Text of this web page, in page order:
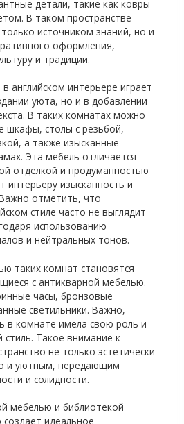
детали, такие как ковры
В таком пространстве
источником знаний, но и
оформления,
и традиции.
английском интерьере играет
уюта, но и в добавлении
В таких комнатах можно
шкафы, столы с резьбой,
а также изысканные
Эта мебель отличается
отделкой и продуманностью
интерьеру изысканность и
отметить, что
стиле часто не выглядит
использованию
и нейтральных тонов.
таких комнат становятся
с антикварной мебелью.
часы, бронзовые
светильники. Важно,
в комнате имела свою роль и
Такое внимание к
не только эстетически
и уютным, передающим
и солидности.
мебелью и библиотекой
создает идеальное